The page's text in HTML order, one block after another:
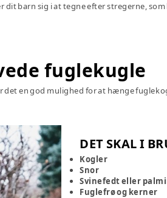
dit barn sig i at tegne efter stregerne,
fuglekugle
det en god mulighed for at hænge
DET SKAL I
Kogler
Snor
Svinefedt eller
Fuglefrø og kerner